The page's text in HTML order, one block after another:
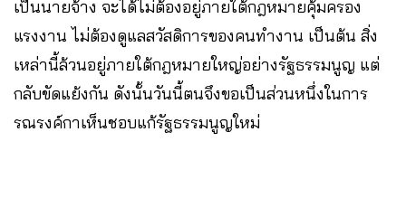
เป็นนายจ้าง จะได้ไม่ต้องอยู่ภายใต้กฎหมายคุ้มครอง
แรงงาน ไม่ต้องดูแลสวัสดิการของคนทำงาน เป็นต้น สิ่ง
เหล่านี้ล้วนอยู่ภายใต้กฎหมายใหญ่อย่างรัฐธรรมนูญ แต่
กลับขัดแย้งกัน ดังนั้นวันนี้ตนจึงขอเป็นส่วนหนึ่งในการ
รณรงค์กาเห็นชอบแก้รัฐธรรมนูญใหม่